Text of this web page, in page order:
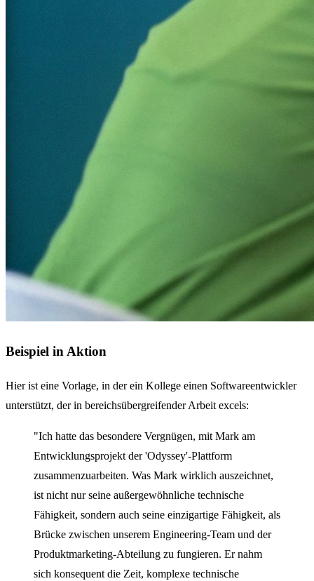
Beispiel in Aktion
Hier ist eine Vorlage, in der ein Kollege einen Softwareentwickler
unterstützt, der in bereichsübergreifender Arbeit excels:
"Ich hatte das besondere Vergnügen, mit Mark am
Entwicklungsprojekt der 'Odyssey'-Plattform
zusammenzuarbeiten. Was Mark wirklich auszeichnet,
ist nicht nur seine außergewöhnliche technische
Fähigkeit, sondern auch seine einzigartige Fähigkeit, als
Brücke zwischen unserem Engineering-Team und der
Produktmarketing-Abteilung zu fungieren. Er nahm
sich konsequent die Zeit, komplexe technische